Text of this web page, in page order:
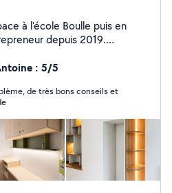
à l'école Boulle puis en
depuis 2019.
mes diverses
fabrication et pose. J'ai le
travail bien fait. Je suis
soins vos projets mobiliers
mais vos petits travaux
démontage, etc!
: 5/5
de très bons conseils et